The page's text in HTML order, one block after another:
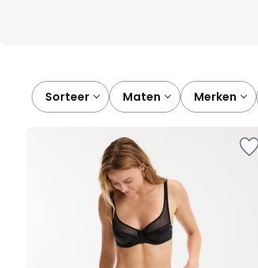
Sorteer
maten merken